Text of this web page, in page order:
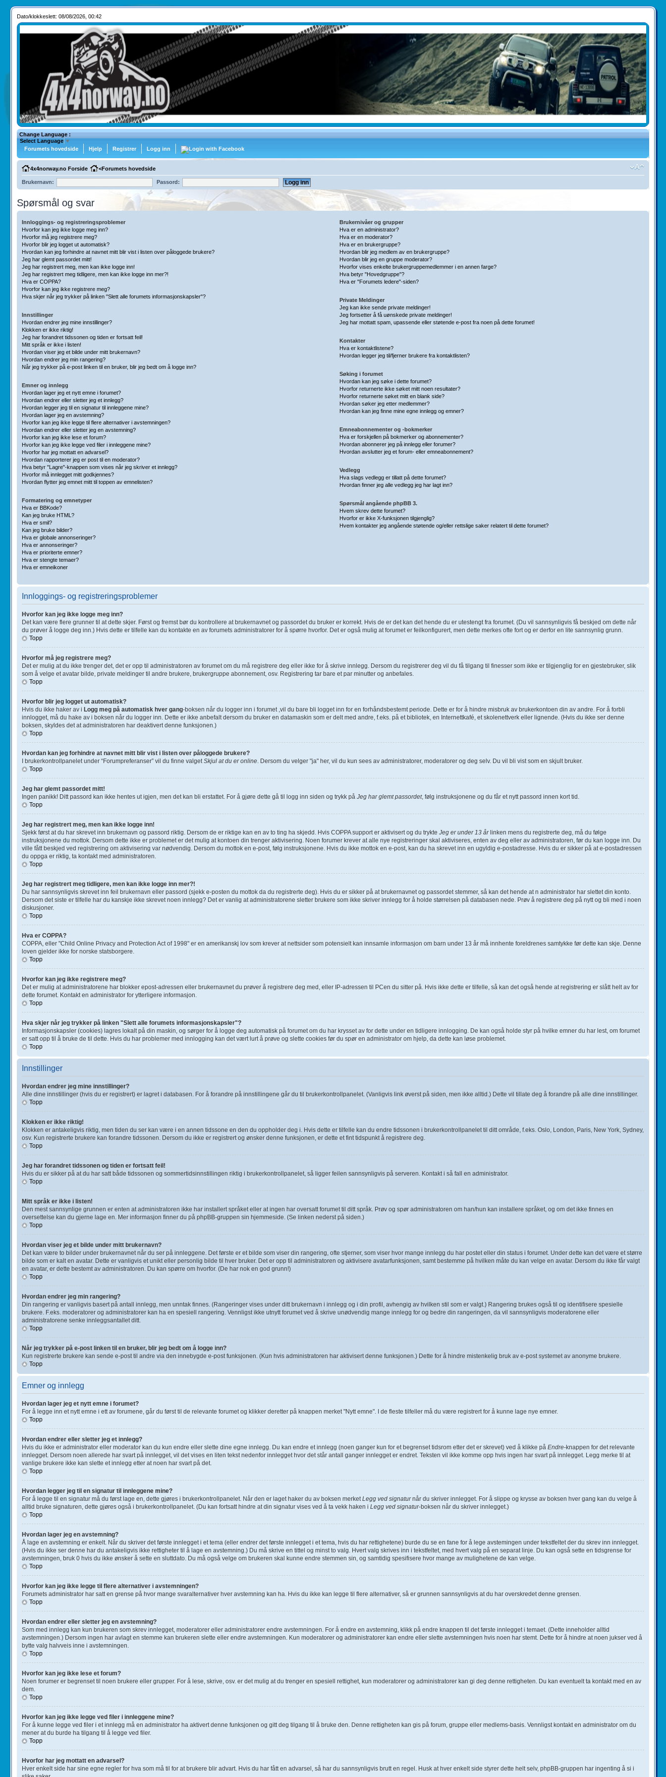
Dato/klokkeslett: 08/08/2026, 00:42
Change Language :
Select Language ▼
Forumets hovedside
Hjelp Registrer Logg inn
4x4norway.no Forside <Forumets hovedside
Brukernavn: Passord:
Spørsmål og svar
Innloggings- og registreringsproblemer
Hvorfor kan jeg ikke logge meg inn?
Hvorfor må jeg registrere meg?
Hvorfor blir jeg logget ut automatisk?
Hvordan kan jeg forhindre at navnet mitt blir vist i listen over påloggede brukere?
Jeg har glemt passordet mitt!
Jeg har registrert meg, men kan ikke logge inn!
Jeg har registrert meg tidligere, men kan ikke logge inn mer?!
Hva er COPPA?
Hvorfor kan jeg ikke registrere meg?
Hva skjer når jeg trykker på linken "Slett alle forumets informasjonskapsler"?
Innstillinger
Hvordan endrer jeg mine innstillinger?
Klokken er ikke riktig!
Jeg har forandret tidssonen og tiden er fortsatt feil!
Mitt språk er ikke i listen!
Hvordan viser jeg et bilde under mitt brukernavn?
Hvordan endrer jeg min rangering?
Når jeg trykker på e-post linken til en bruker, blir jeg bedt om å logge inn?
Emner og innlegg
Hvordan lager jeg et nytt emne i forumet?
Hvordan endrer eller sletter jeg et innlegg?
Hvordan legger jeg til en signatur til innleggene mine?
Hvordan lager jeg en avstemning?
Hvorfor kan jeg ikke legge til flere alternativer i avstemningen?
Hvordan endrer eller sletter jeg en avstemning?
Hvorfor kan jeg ikke lese et forum?
Hvorfor kan jeg ikke legge ved filer i innleggene mine?
Hvorfor har jeg mottatt en advarsel?
Hvordan rapporterer jeg er post til en moderator?
Hva betyr "Lagre"-knappen som vises når jeg skriver et innlegg?
Hvorfor må innlegget mitt godkjennes?
Hvordan flytter jeg emnet mitt til toppen av emnelisten?
Formatering og emnetyper
Hva er BBKode?
Kan jeg bruke HTML?
Hva er smil?
Kan jeg bruke bilder?
Hva er globale annonseringer?
Hva er annonseringer?
Hva er prioriterte emner?
Hva er stengte temaer?
Hva er emneikoner
Brukernivåer og grupper
Hva er en administrator?
Hva er en moderator?
Hva er en brukergruppe?
Hvordan blir jeg medlem av en brukergruppe?
Hvordan blir jeg en gruppe moderator?
Hvorfor vises enkelte brukergruppemedlemmer i en annen farge?
Hva betyr "Hovedgruppe"?
Hva er "Forumets ledere"-siden?
Private Meldinger
Jeg kan ikke sende private meldinger!
Jeg fortsetter å få uønskede private meldinger!
Jeg har mottatt spam, upassende eller støtende e-post fra noen på dette forumet!
Kontakter
Hva er kontaktlistene?
Hvordan legger jeg til/fjerner brukere fra kontaktlisten?
Søking i forumet
Hvordan kan jeg søke i dette forumet?
Hvorfor returnerte ikke søket mitt noen resultater?
Hvorfor returnerte søket mitt en blank side?
Hvordan søker jeg etter medlemmer?
Hvordan kan jeg finne mine egne innlegg og emner?
Emneabonnementer og -bokmerker
Hva er forskjellen på bokmerker og abonnementer?
Hvordan abonnerer jeg på innlegg eller forumer?
Hvordan avslutter jeg et forum- eller emneabonnement?
Vedlegg
Hva slags vedlegg er tillatt på dette forumet?
Hvordan finner jeg alle vedlegg jeg har lagt inn?
Spørsmål angående phpBB 3.
Hvem skrev dette forumet?
Hvorfor er ikke X-funksjonen tilgjenglig?
Hvem kontakter jeg angående støtende og/eller rettslige saker relatert til dette forumet?
Innloggings- og registreringsproblemer
Hvorfor kan jeg ikke logge meg inn?
Det kan være flere grunner til at dette skjer. Først og fremst bør du kontrollere at brukernavnet og passordet du bruker er korrekt. Hvis de er det kan det hende du er utestengt fra forumet. (Du vil sannsynligvis få beskjed om dette når
du prøver å logge deg inn.) Hvis dette er tilfelle kan du kontakte en av forumets administratorer for å spørre hvorfor. Det er også mulig at forumet er feilkonfigurert, men dette merkes ofte fort og er derfor en lite sannsynlig grunn.
Topp
Hvorfor må jeg registrere meg?
Det er mulig at du ikke trenger det, det er opp til administratoren av forumet om du må registrere deg eller ikke for å skrive innlegg. Dersom du registrerer deg vil du få tilgang til finesser som ikke er tilgjenglig for en gjestebruker, slik
som å velge et avatar bilde, private meldinger til andre brukere, brukergruppe abonnement, osv. Registrering tar bare et par minutter og anbefales.
Topp
Hvorfor blir jeg logget ut automatisk?
Hvis du ikke haker av i Logg meg på automatisk hver gang-boksen når du logger inn i forumet ,vil du bare bli logget inn for en forhåndsbestemt periode. Dette er for å hindre misbruk av brukerkontoen din av andre. For å forbli
innlogget, må du hake av i boksen når du logger inn. Dette er ikke anbefalt dersom du bruker en datamaskin som er delt med andre, f.eks. på et bibliotek, en Internettkafé, et skolenettverk eller lignende. (Hvis du ikke ser denne
boksen, skyldes det at administratoren har deaktivert denne funksjonen.)
Topp
Hvordan kan jeg forhindre at navnet mitt blir vist i listen over påloggede brukere?
I brukerkontrollpanelet under “Forumpreferanser” vil du finne valgetSkjul at du er online. Dersom du velger "ja" her, vil du kun sees av administratorer, moderatorer og deg selv. Du vil bli vist som en skjult bruker.
Topp
Jeg har glemt passordet mitt!
Ingen panikk! Ditt passord kan ikke hentes ut igjen, men det kan bli erstattet. For å gjøre dette gå til logg inn siden og trykk på Jeg har glemt passordet, følg instruksjonene og du får et nytt passord innen kort tid.
Topp
Jeg har registrert meg, men kan ikke logge inn!
Sjekk først at du har skrevet inn brukernavn og passord riktig. Dersom de er riktige kan en av to ting ha skjedd. Hvis COPPA support er aktivisert og du trykte Jeg er under 13 årlinken mens du registrerte deg, må du følge
instruksjonene du mottok. Dersom dette ikke er problemet er det mulig at kontoen din trenger aktivisering. Noen forumer krever at alle nye registreringer skal aktiviseres, enten av deg eller av administratoren, før du kan logge inn. Du
ville fått beskjed ved registrering om aktivisering var nødvendig. Dersom du mottok en e-post, følg instruksjonene. Hvis du ikke mottok en e-post, kan du ha skrevet inn en ugyldig e-postadresse. Hvis du er sikker på at e-postadressen
du oppga er riktig, ta kontakt med administratoren.
Topp
Jeg har registrert meg tidligere, men kan ikke logge inn mer?!
Du har sannsynligvis skrevet inn feil brukernavn eller passord (sjekk e-posten du mottok da du registrerte deg). Hvis du er sikker på at brukernavnet og passordet stemmer, så kan det hende at n administrator har slettet din konto.
Dersom det siste er tilfelle har du kanskje ikke skrevet noen innlegg? Det er vanlig at administratorene sletter brukere som ikke skriver innlegg for å holde størrelsen på databasen nede. Prøv å registrere deg på nytt og bli med i noen
diskusjoner.
Topp
Hva er COPPA?
COPPA, eller "Child Online Privacy and Protection Act of 1998" er en amerikanskj lov som krever at nettsider som potensielt kan innsamle informasjon om barn under 13 år må innhente foreldrenes samtykke før dette kan skje. Denne
loven gjelder ikke for norske statsborgere.
Topp
Hvorfor kan jeg ikke registrere meg?
Det er mulig at administratorene har blokker epost-adressen eller brukernavnet du prøver å registrere deg med, eller IP-adressen til PCen du sitter på. Hvis ikke dette er tilfelle, så kan det også hende at registrering er slått helt av for
dette forumet. Kontakt en administrator for ytterligere informasjon.
Topp
Hva skjer når jeg trykker på linken "Slett alle forumets informasjonskapsler"?
Informasjonskapsler (cookies) lagres lokalt på din maskin, og sørger for å logge deg automatisk på forumet om du har krysset av for dette under en tidligere innlogging. De kan også holde styr på hvilke emner du har lest, om forumet
er satt opp til å bruke de til dette. Hvis du har problemer med innlogging kan det vært lurt å prøve og slette cookies før du spør en administrator om hjelp, da dette kan løse problemet.
Topp
Innstillinger
Hvordan endrer jeg mine innstillinger?
Alle dine innstillinger (hvis du er registrert) er lagret i databasen. For å forandre på innstillingene går du til brukerkontrollpanelet. (Vanligvis link øverst på siden, men ikke alltid.) Dette vil tillate deg å forandre på alle dine innstillinger.
Topp
Klokken er ikke riktig!
Klokken er antakeligvis riktig, men tiden du ser kan være i en annen tidssone en den du oppholder deg i. Hvis dette er tilfelle kan du endre tidssonen i brukerkontrollpanelet til ditt område, f.eks. Oslo, London, Paris, New York, Sydney,
osv. Kun registrerte brukere kan forandre tidssonen. Dersom du ikke er registrert og ønsker denne funksjonen, er dette et fint tidspunkt å registrere deg.
Topp
Jeg har forandret tidssonen og tiden er fortsatt feil!
Hvis du er sikker på at du har satt både tidssonen og sommertidsinnstillingen riktig i brukerkontrollpanelet, så ligger feilen sannsynligvis på serveren. Kontakt i så fall en administrator.
Topp
Mitt språk er ikke i listen!
Den mest sannsynlige grunnen er enten at administratoren ikke har installert språket eller at ingen har oversatt forumet til ditt språk. Prøv og spør administratoren om han/hun kan installere språket, og om det ikke finnes en
oversettelse kan du gjerne lage en. Mer informasjon finner du på phpBB-gruppen sin hjemmeside. (Se linken nederst på siden.)
Topp
Hvordan viser jeg et bilde under mitt brukernavn?
Det kan være to bilder under brukernavnet når du ser på innleggene. Det første er et bilde som viser din rangering, ofte stjerner, som viser hvor mange innlegg du har postet eller din status i forumet. Under dette kan det være et større
bilde som er kalt en avatar. Dette er vanligvis et unikt eller personlig bilde til hver bruker. Det er opp til administratoren og aktivisere avatarfunksjonen, samt bestemme på hvilken måte du kan velge en avatar. Dersom du ikke får valgt
en avatar, er dette bestemt av administratoren. Du kan spørre om hvorfor. (De har nok en god grunn!)
Topp
Hvordan endrer jeg min rangering?
Din rangering er vanligvis basert på antall innlegg, men unntak finnes. (Rangeringer vises under ditt brukernavn i innlegg og i din profil, avhengig av hvilken stil som er valgt.) Rangering brukes også til og identifisere spesielle
brukere. F.eks. moderatorer og administratorer kan ha en spesiell rangering. Vennligst ikke utnytt forumet ved å skrive unødvendig mange innlegg for og bedre din rangeringen, da vil sannsynligvis moderatorene eller
administratorene senke innleggsantallet ditt.
Topp
Når jeg trykker på e-post linken til en bruker, blir jeg bedt om å logge inn?
Kun registrerte brukere kan sende e-post til andre via den innebygde e-post funksjonen. (Kun hvis administratoren har aktivisert denne funksjonen.) Dette for å hindre mistenkelig bruk av e-post systemet av anonyme brukere.
Topp
Emner og innlegg
Hvordan lager jeg et nytt emne i forumet?
For å legge inn et nytt emne i ett av forumene, går du først til de relevante forumet og klikker deretter på knappen merket "Nytt emne". I de fleste tilfeller må du være registrert for å kunne lage nye emner.
Topp
Hvordan endrer eller sletter jeg et innlegg?
Hvis du ikke er administrator eller moderator kan du kun endre eller slette dine egne innlegg. Du kan endre et innlegg (noen ganger kun for et begrenset tidsrom etter det er skrevet) ved å klikke på Endre-knappen for det relevante
innlegget. Dersom noen allerede har svart på innlegget, vil det vises en liten tekst nedenfor innlegget hvor det står antall ganger innlegget er endret. Teksten vil ikke komme opp hvis ingen har svart på innlegget. Legg merke til at
vanlige brukere ikke kan slette et innlegg etter at noen har svart på det.
Topp
Hvordan legger jeg til en signatur til innleggene mine?
For å legge til en signatur må du først lage en, dette gjøres i brukerkontrollpanelet. Når den er laget haker du av boksen merketLegg ved signaturnår du skriver innlegget. For å slippe og krysse av boksen hver gang kan du velge å
alltid bruke signaturen, dette gjøres også i brukerkontrollpanelet. (Du kan fortsatt hindre at din signatur vises ved å ta vekk haken i Legg ved signatur-boksen når du skriver innlegget.)
Topp
Hvordan lager jeg en avstemning?
Å lage en avstemning er enkelt. Når du skriver det første innlegget i et tema (eller endrer det første innlegget i et tema, hvis du har rettighetene) burde du se en fane for å lege avstemingen under tekstfeltet der du skrev inn innlegget.
(Hvis du ikke ser denne har du antakeligvis ikke rettigheter til å lage en avstemning.) Du må skrive en tittel og minst to valg. Hvert valg skrives inn i tekstfeltet, med hvert valg på en separat linje. Du kan også sette en tidsgrense for
avstemningen, bruk 0 hvis du ikke ønsker å sette en sluttdato. Du må også velge om brukeren skal kunne endre stemmen sin, og samtidig spesifisere hvor mange av mulighetene de kan velge.
Topp
Hvorfor kan jeg ikke legge til flere alternativer i avstemningen?
Forumets administrator har satt en grense på hvor mange svaralternativer hver avstemning kan ha. Hvis du ikke kan legge til flere alternativer, så er grunnen sannsynligvis at du har overskredet denne grensen.
Topp
Hvordan endrer eller sletter jeg en avstemning?
Som med innlegg kan kun brukeren som skrev innlegget, moderatorer eller administratorer endre avstemningen. For å endre en avstemning, klikk på endre knappen til det første innlegget i temaet. (Dette inneholder alltid
avstemningen.) Dersom ingen har avlagt en stemme kan brukeren slette eller endre avstemningen. Kun moderatorer og administratorer kan endre eller slette avstemningen hvis noen har stemt. Dette for å hindre at noen jukser ved å
bytte valg halvveis inne i avstemningen.
Topp
Hvorfor kan jeg ikke lese et forum?
Noen forumer er begrenset til noen brukere eller grupper. For å lese, skrive, osv. er det mulig at du trenger en spesiell rettighet, kun moderatorer og administratorer kan gi deg denne rettigheten. Du kan eventuelt ta kontakt med en av
dem.
Topp
Hvorfor kan jeg ikke legge ved filer i innleggene mine?
For å kunne legge ved filer i et innlegg må en administrator ha aktivert denne funksjonen og gitt deg tilgang til å bruke den. Denne rettigheten kan gis på forum, gruppe eller medlems-basis. Vennligst kontakt en administrator om du
mener at du burde ha tilgang til å legge ved filer.
Topp
Hvorfor har jeg mottatt en advarsel?
Hver enkelt side har sine egne regler for hva som må til for at brukere blir advart. Hvis du har fått en advarsel, så har du sannsynligvis brutt en regel. Husk at hver enkelt side styrer dette helt selv, phpBB-gruppen har ingenting å si i